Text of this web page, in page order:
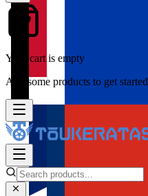
Your cart is empty
Add some products to get started